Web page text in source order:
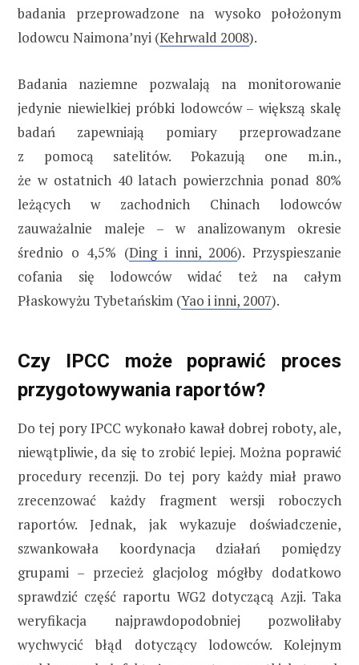
badania przeprowadzone na wysoko położonym
lodowcu Naimona’nyi (Kehrwald 2008).
Badania naziemne pozwalają na monitorowanie
jedynie niewielkiej próbki lodowców – większą skalę
badań zapewniają pomiary przeprowadzane
z pomocą satelitów. Pokazują one m.in.,
że w ostatnich 40 latach powierzchnia ponad 80%
leżących w zachodnich Chinach lodowców
zauważalnie maleje – w analizowanym okresie
średnio o 4,5% (Ding i inni, 2006). Przyspieszanie
cofania się lodowców widać też na całym
Płaskowyżu Tybetańskim (Yao i inni, 2007).
Czy IPCC może poprawić proces
przygotowywania raportów?
Do tej pory IPCC wykonało kawał dobrej roboty, ale,
niewątpliwie, da się to zrobić lepiej. Można poprawić
procedury recenzji. Do tej pory każdy miał prawo
zrecenzować każdy fragment wersji roboczych
raportów. Jednak, jak wykazuje doświadczenie,
szwankowała koordynacja działań pomiędzy
grupami – przecież glacjolog mógłby dodatkowo
sprawdzić część raportu WG2 dotyczącą Azji. Taka
weryfikacja najprawdopodobniej pozwoliłaby
wychwycić błąd dotyczący lodowców. Kolejnym